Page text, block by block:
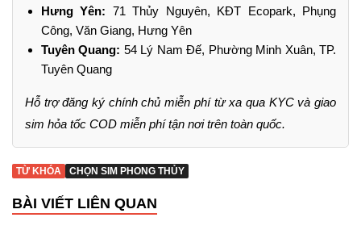
Hưng Yên: 71 Thủy Nguyên, KĐT Ecopark, Phụng
Công, Văn Giang, Hưng Yên
Tuyên Quang: 54 Lý Nam Đế, Phường Minh Xuân, TP.
Tuyên Quang
Hỗ trợ đăng ký chính chủ miễn phí từ xa qua KYC và giao
sim hỏa tốc COD miễn phí tận nơi trên toàn quốc.
TỪ KHÓA CHỌN SIM PHONG THỦY
BÀI VIẾT LIÊN QUAN